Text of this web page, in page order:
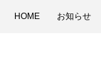
HOME お知らせ